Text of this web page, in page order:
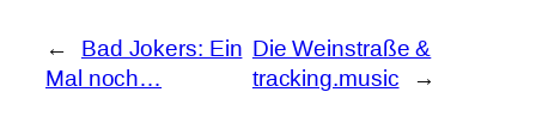
←
Bad Jokers: Ein
Mal noch…
Die Weinstraße &
tracking.music
→